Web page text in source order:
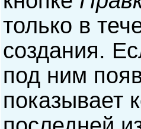
только в
создания.
под ним
показывает